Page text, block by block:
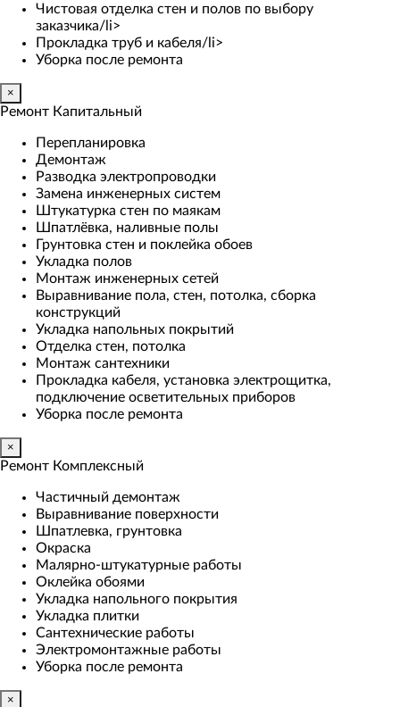
Чистовая отделка стен и полов по выбору
заказчика/li>
Прокладка труб и кабеля/li>
Уборка после ремонта
×
Ремонт Капитальный
Перепланировка
Демонтаж
Разводка электропроводки
Замена инженерных систем
Штукатурка стен по маякам
Шпатлёвка, наливные полы
Грунтовка стен и поклейка обоев
Укладка полов
Монтаж инженерных сетей
Выравнивание пола, стен, потолка, сборка
конструкций
Укладка напольных покрытий
Отделка стен, потолка
Монтаж сантехники
Прокладка кабеля, установка электрощитка,
подключение осветительных приборов
Уборка после ремонта
×
Ремонт Комплексный
Частичный демонтаж
Выравнивание поверхности
Шпатлевка, грунтовка
Окраска
Малярно-штукатурные работы
Оклейка обоями
Укладка напольного покрытия
Укладка плитки
Сантехнические работы
Электромонтажные работы
Уборка после ремонта
×